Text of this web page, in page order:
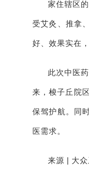
家住辖区
受艾灸、推拿
好、效果实在
此次中医
来，梭子丘院
保驾护航。同
医需求。
来源 | 大